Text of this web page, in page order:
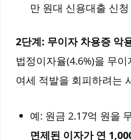
만 원대 신용대출 신
2단계: 무이자 차용증 악
법정이자율(4.6%)을 무
여세 적발을 회피하려는
예: 원금 2.17억 원을
면제된 이자가 연